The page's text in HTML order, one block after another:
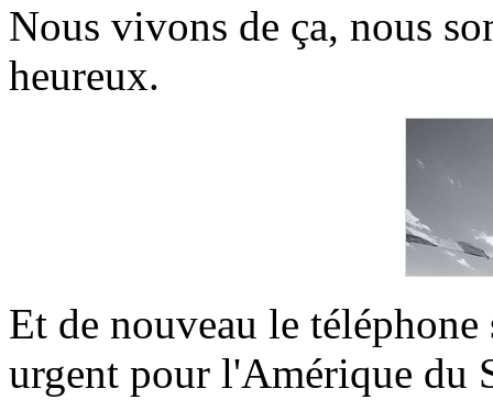
Nous vivons de ça, nous
heureux.
Et de nouveau le
urgent pour l'Amérique du